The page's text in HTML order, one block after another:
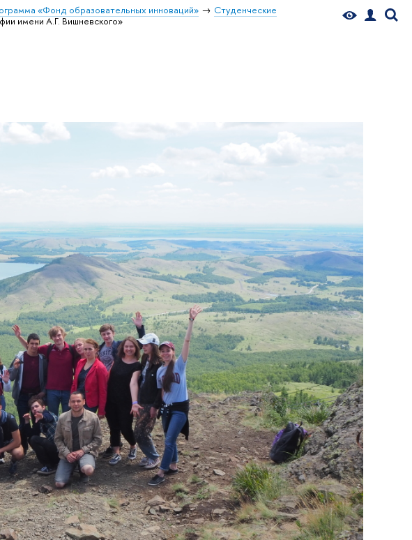
«Фонд образовательных инноваций»
Студенческие
имени А.Г. Вишневского»